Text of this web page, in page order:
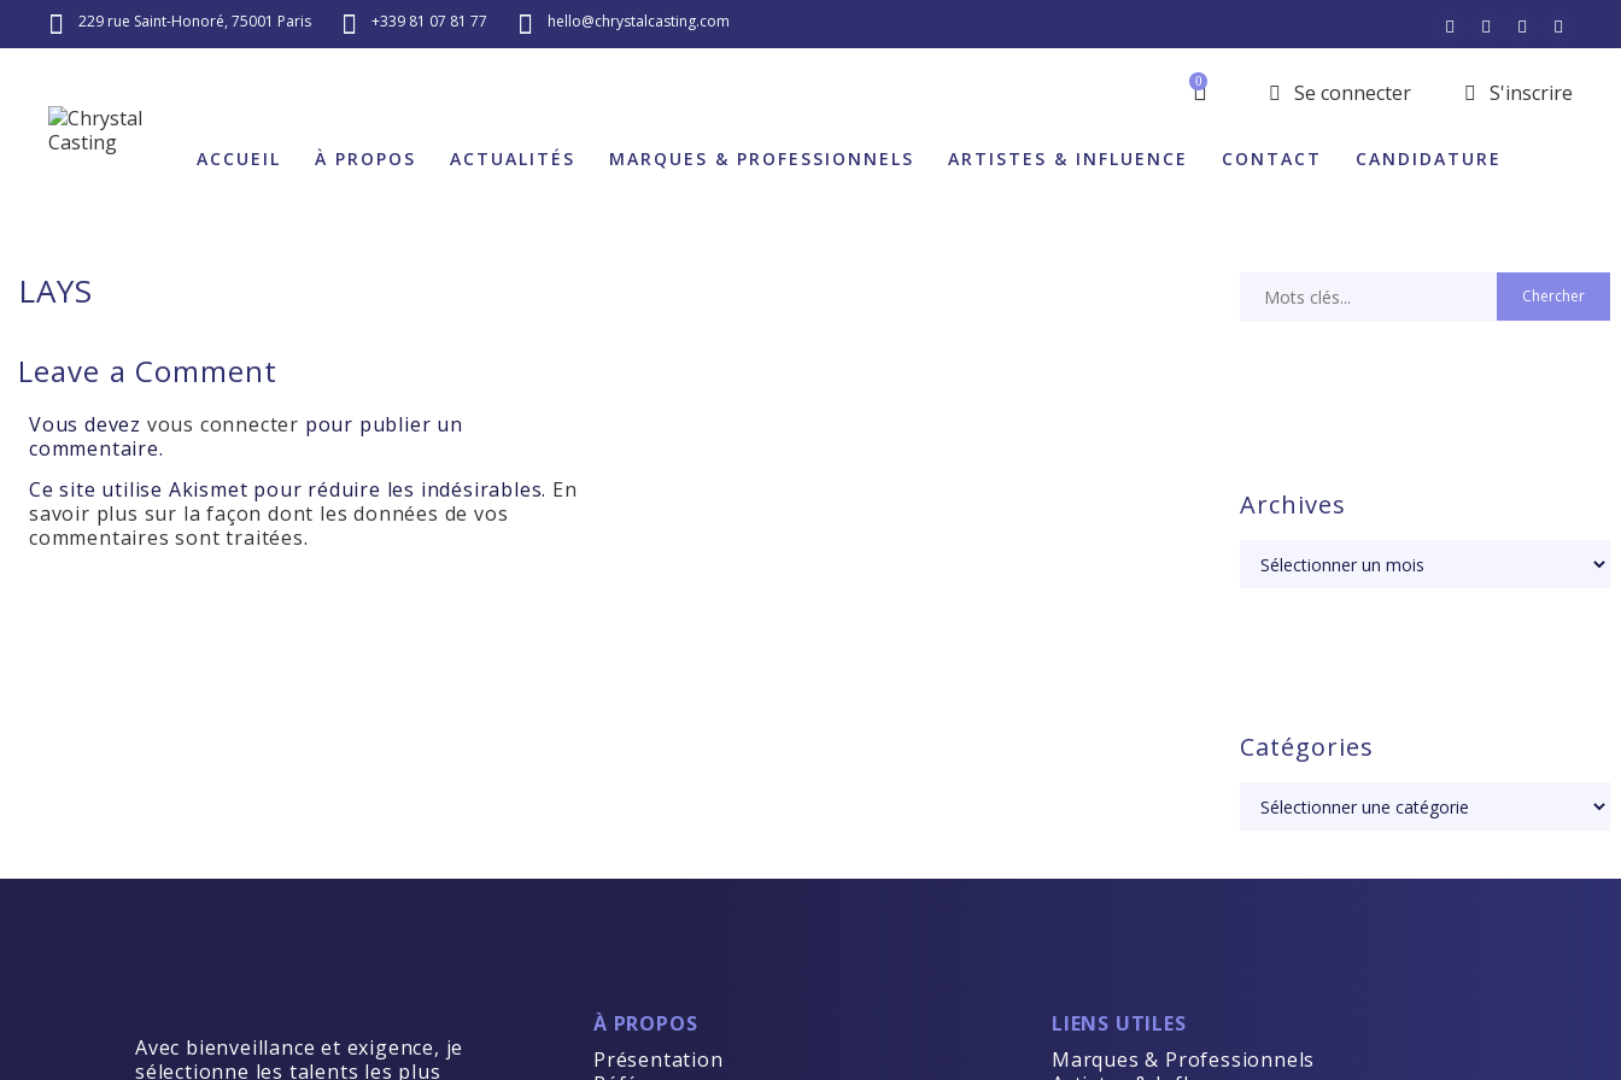
229 rue Saint-Honoré, 75001 Paris +339 81 07 81 77 hello@chrystalcasting.com
0 Se connecter S'inscrire
ACCUEIL À PROPOS ACTUALITÉS MARQUES & PROFESSIONNELS ARTISTES & INFLUENCE CONTACT CANDIDATURE
LAYS
Leave a Comment
Vous devez vous connecter pour publier un
commentaire.
Ce site utilise Akismet pour réduire les indésirables. En
savoir plus sur la façon dont les données de vos
commentaires sont traitées.
Archives
Catégories
Avec bienveillance et exigence, je
sélectionne les talents les plus
À PROPOS
Présentation
LIENS UTILES
Marques & Professionnels